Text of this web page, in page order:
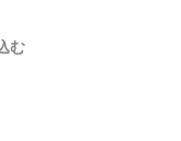
む